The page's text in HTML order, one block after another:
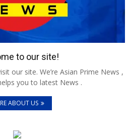
to our site!
our site. We’re Asian Prime News ,
you to latest News .
ABOUT US